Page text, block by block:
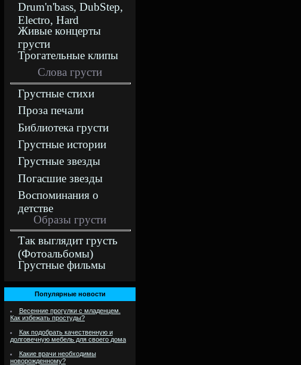
Drum'n'bass, DubStep,
Electro, Hard
Живые концерты
грусти
Трогательные клипы
Слова грусти
Грустные стихи
Проза печали
Библиотека грусти
Грустные истории
Грустные звезды
Погасшие звезды
Воспоминания о
детстве
Образы грусти
Так выглядит грусть
(Фотоальбомы)
Грустные фильмы
Популярные новости
Весенние прогулки с младенцем.
Как избежать простуды?
Как подобрать качественную и
долговечную мебель для своего дома
Какие врачи необходимы
новорожденному?